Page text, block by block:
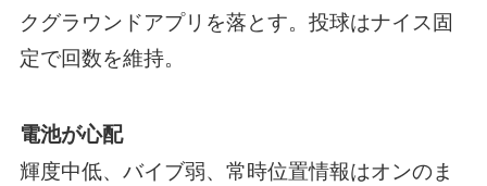
クグラウンドアプリを落とす。投球はナイス固
定で回数を維持。
電池が心配
輝度中低、バイブ弱、常時位置情報はオンのま